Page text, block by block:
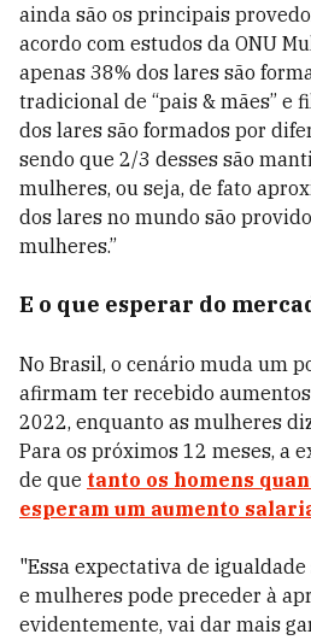
ainda são os principais
acordo com estudos da ONU
apenas 38% dos lares são
tradicional de “pais & mães” e
dos lares são formados por
sendo que 2/3 desses são
mulheres, ou seja, de fato
dos lares no mundo são
mulheres.”
E o que esperar do
No Brasil, o cenário muda um
afirmam ter recebido
2022, enquanto as mulheres
Para os próximos 12 meses, a
de que tanto os homens
esperam um aumento
"Essa expectativa de
e mulheres pode preceder à
evidentemente, vai dar mais